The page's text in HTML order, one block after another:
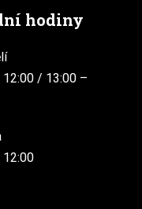
hodiny
12:00 / 13:00 –
12:00